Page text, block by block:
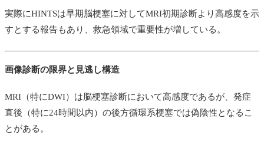
実際にHINTSは早期脳梗塞に対してMRI初期診断より高感度を示
すとする報告もあり、救急領域で重要性が増している。
画像診断の限界と見逃し構造
MRI（特にDWI）は脳梗塞診断において高感度であるが、発症
直後（特に24時間以内）の後方循環系梗塞では偽陰性となるこ
とがある。